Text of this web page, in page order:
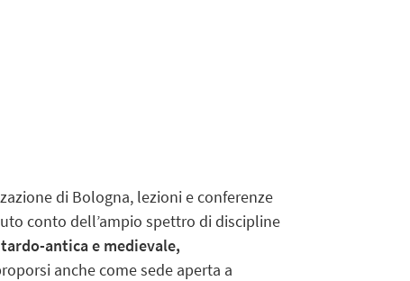
di Bologna, lezioni e conferenze
conto dell’ampio spettro di discipline
antica e medievale,
anche come sede aperta a